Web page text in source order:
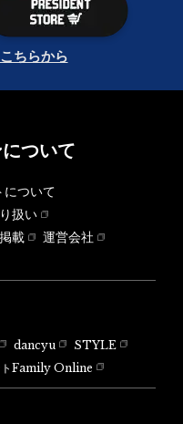
ちらから
ついて
について
扱い
載
運営会社
dancyu
STYLE
トFamily Online